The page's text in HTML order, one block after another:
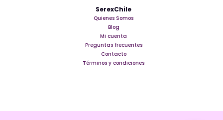
SerexChile
Quienes Somos
Blog
Mi cuenta
Preguntas frecuentes
Contacto
Términos y condiciones